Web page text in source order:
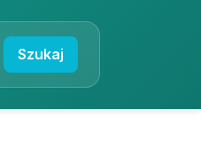
Szukaj